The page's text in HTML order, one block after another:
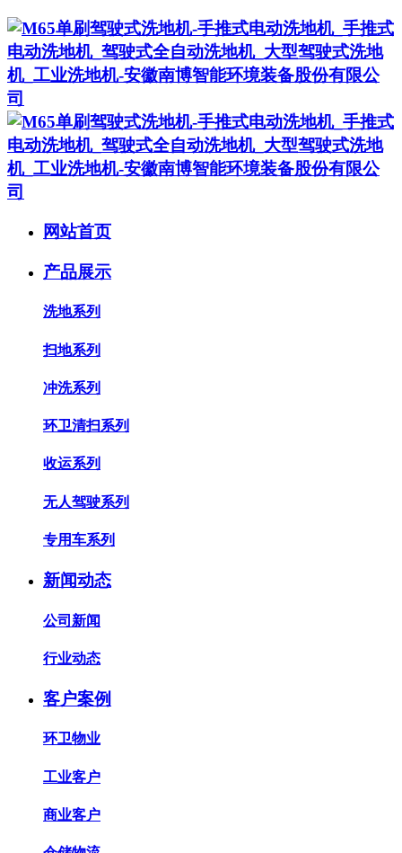
网站首页
产品展示
洗地系列
扫地系列
冲洗系列
环卫清扫系列
收运系列
无人驾驶系列
专用车系列
新闻动态
公司新闻
行业动态
客户案例
环卫物业
工业客户
商业客户